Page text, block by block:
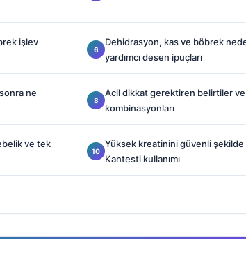
işlev
Dehidrasyon, kas ve böbrek
yardımcı desen ipuçları
ne
Acil dikkat gerektiren belirtiler
kombinasyonları
ve tek
Yüksek kreatinini güvenli şekilde
Kantesti kullanımı